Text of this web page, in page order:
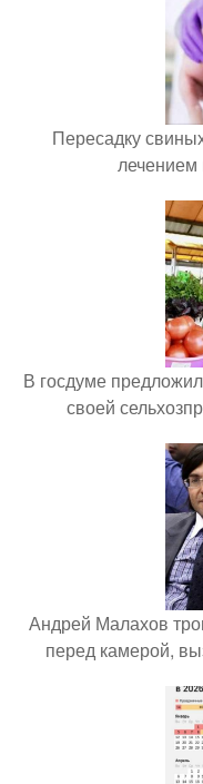
Пересадку
лечением
В госдуме
своей
Андрей Малахов
перед камерой,